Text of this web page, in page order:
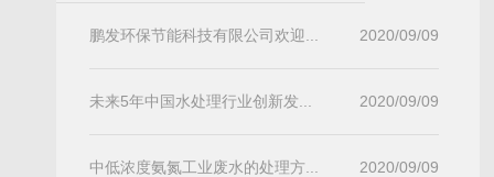
鹏发环保节能科技有限公司欢迎... 2020/09/09
未来5年中国水处理行业创新发... 2020/09/09
中低浓度氨氮工业废水的处理方... 2020/09/09